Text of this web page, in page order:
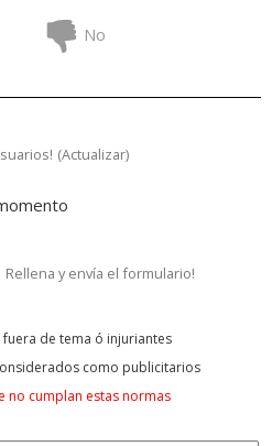
No
(Actualizar)
Rellena y envía el formulario!
de tema ó injuriantes
como publicitarios
no cumplan estas normas